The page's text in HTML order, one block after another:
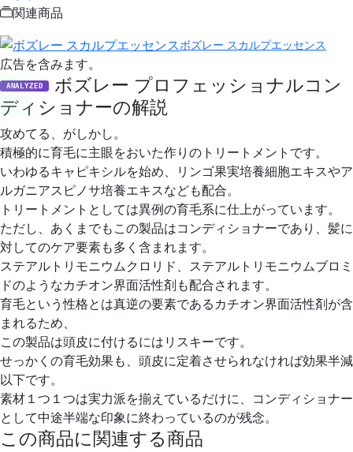
関連商品
ボズレー スカルプエッセンス
広告を含みます。
ANALYZED
ボズレー プロフェッショナルコン
ディショナーの解説
攻めてる、がしかし。
積極的に育毛に主眼をおいた作りのトリートメントです。
いわゆるキャピキシルを始め、リンゴ果実培養細胞エキスやア
ルガニアスピノサ培養エキスなども配合。
トリートメントとしては異例の育毛系に仕上がっています。
ただし、あくまでもこの製品はコンディショナーであり、髪に
対してのケア要素も多く含まれます。
ステアルトリモニウムクロリド、ステアルトリモニウムブロミ
ドのようなカチオン界面活性剤も配合されます。
育毛という性格とは真逆の要素であるカチオン界面活性剤が含
まれるため、
この製品は頭皮に付けるにはリスキーです。
せっかくの育毛効果も、頭皮に定着させられなければ効果半減
以下です。
素材１つ１つは実力派を揃えているだけに、コンディショナー
として中途半端な印象に終わっているのが残念。
この商品に関連する商品